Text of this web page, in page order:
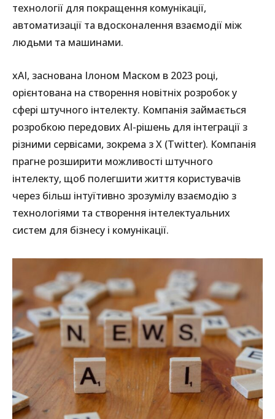
технології для покращення комунікації,
автоматизації та вдосконалення взаємодії між
людьми та машинами.
xAI, заснована Ілоном Маском в 2023 році,
орієнтована на створення новітніх розробок у
сфері штучного інтелекту. Компанія займається
розробкою передових AI-рішень для інтеграції з
різними сервісами, зокрема з X (Twitter). Компанія
прагне розширити можливості штучного
інтелекту, щоб полегшити життя користувачів
через більш інтуїтивно зрозумілу взаємодію з
технологіями та створення інтелектуальних
систем для бізнесу і комунікації.